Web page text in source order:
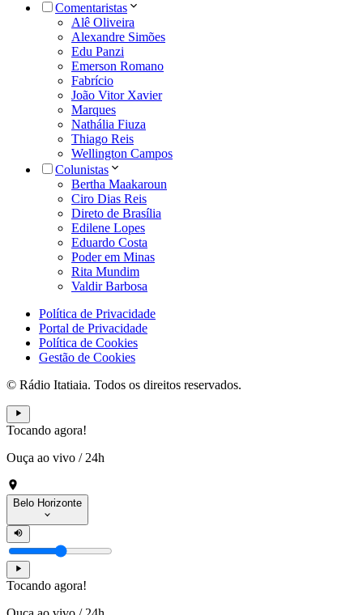
Comentaristas
Alê Oliveira
Alexandre Simões
Edu Panzi
Emerson Romano
Fabrício
João Vitor Xavier
Marques
Nathália Fiuza
Thiago Reis
Wellington Campos
Colunistas
Bertha Maakaroun
Ciro Dias Reis
Direto de Brasília
Edilene Lopes
Eduardo Costa
Poder em Minas
Rita Mundim
Valdir Barbosa
Política de Privacidade
Portal de Privacidade
Política de Cookies
Gestão de Cookies
© Rádio Itatiaia. Todos os direitos reservados.
Tocando agora!
Ouça ao vivo /24h
Belo Horizonte
Tocando agora!